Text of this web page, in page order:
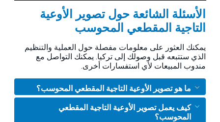
الأسئلة الشائعة حول تصوير الأوعية
التاجية المقطعي المحوسب
يمكنك العثور على معلومات مفصلة حول العملية والتنظيم
الذي ستتبعه قبل وصولك إلى تركيا. يمكنك التواصل مع
مندوب المبيعات لأي استفسارات أخرى.
ما هو تصوير الأوعية التاجية المقطعي المحوسب؟
كيف يعمل تصوير الأوعية التاجية المقطعي
المحوسب؟